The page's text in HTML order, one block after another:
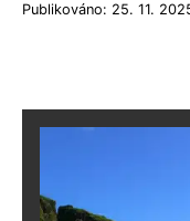
Publikováno: 25. 11.